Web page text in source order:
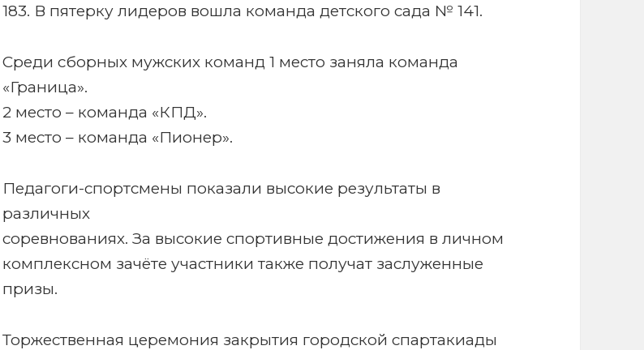
183. В пятерку лидеров вошла команда детского сада № 141.
Среди сборных мужских команд 1 место заняла команда
«Граница».
2 место – команда «КПД».
3 место – команда «Пионер».
Педагоги-спортсмены показали высокие результаты в
различных
соревнованиях. За высокие спортивные достижения в личном
комплексном зачёте участники также получат заслуженные
призы.
Торжественная церемония закрытия городской спартакиады